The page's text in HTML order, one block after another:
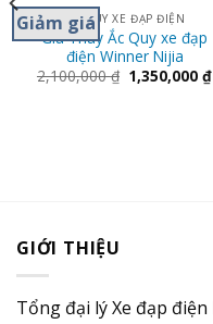
Giảm giáẮC QUY XE ĐẠP ĐIỆN
Giá Thay Ắc Quy xe đạp
điện Winner Nijia
2,100,000₫ 1,350,000₫
GIỚI THIỆU
Tổng đại lý Xe đạp